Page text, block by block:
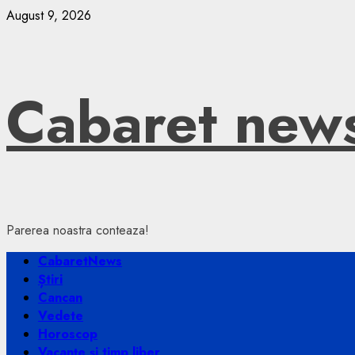
Skip
August 9, 2026
Cabaret
Parerea noastra conteaza!
Primary
Menu
CabaretNews
Știri
Cancan
Vedete
Horoscop